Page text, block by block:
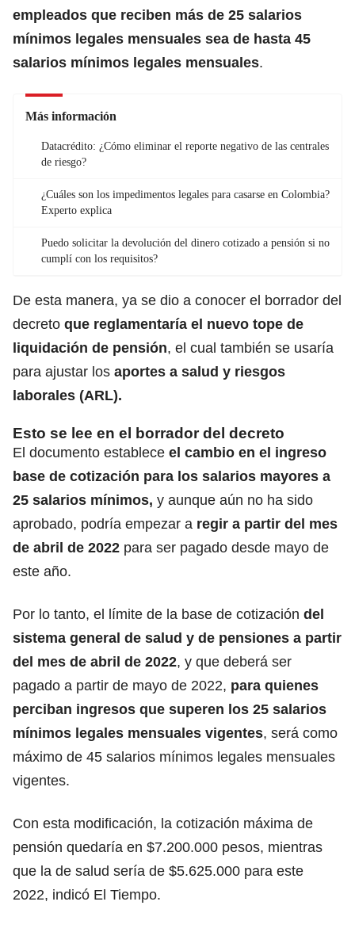
empleados que reciben más de 25 salarios
mínimos legales mensuales sea de hasta 45
salarios mínimos legales mensuales.
Más información
Datacrédito: ¿Cómo eliminar el reporte negativo de las centrales
de riesgo?
¿Cuáles son los impedimentos legales para casarse en Colombia?
Experto explica
Puedo solicitar la devolución del dinero cotizado a pensión si no
cumplí con los requisitos?
De esta manera, ya se dio a conocer el borrador del
decreto que reglamentaría el nuevo tope de
liquidación de pensión, el cual también se usaría
para ajustar los aportes a salud y riesgos
laborales (ARL).
Esto se lee en el borrador del decreto
El documento establece el cambio en el ingreso
base de cotización para los salarios mayores a
25 salarios mínimos, y aunque aún no ha sido
aprobado, podría empezar a regir a partir del mes
de abril de 2022 para ser pagado desde mayo de
este año.
Por lo tanto, el límite de la base de cotización del
sistema general de salud y de pensiones a partir
del mes de abril de 2022, y que deberá ser
pagado a partir de mayo de 2022, para quienes
perciban ingresos que superen los 25 salarios
mínimos legales mensuales vigentes, será como
máximo de 45 salarios mínimos legales mensuales
vigentes.
Con esta modificación, la cotización máxima de
pensión quedaría en $7.200.000 pesos, mientras
que la de salud sería de $5.625.000 para este
2022, indicó El Tiempo.